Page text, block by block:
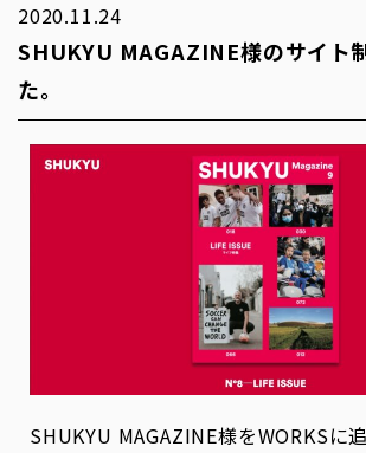
2020.11.24
SHUKYU MAGAZINE様のサイト
た。
SHUKYU MAGAZINE様をWORKSに